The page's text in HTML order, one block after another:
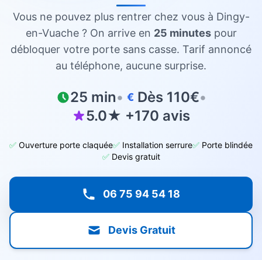
Vous ne pouvez plus rentrer chez vous à Dingy-
en-Vuache ? On arrive en 25 minutespour
débloquer votre porte sans casse. Tarif annoncé
au téléphone, aucune surprise.
25 min• € Dès 110€•
5.0★ +170 avis
✅ Ouverture porte claquée✅ Installation serrure✅ Porte blindée
✅ Devis gratuit
06 75 94 54 18
Devis Gratuit